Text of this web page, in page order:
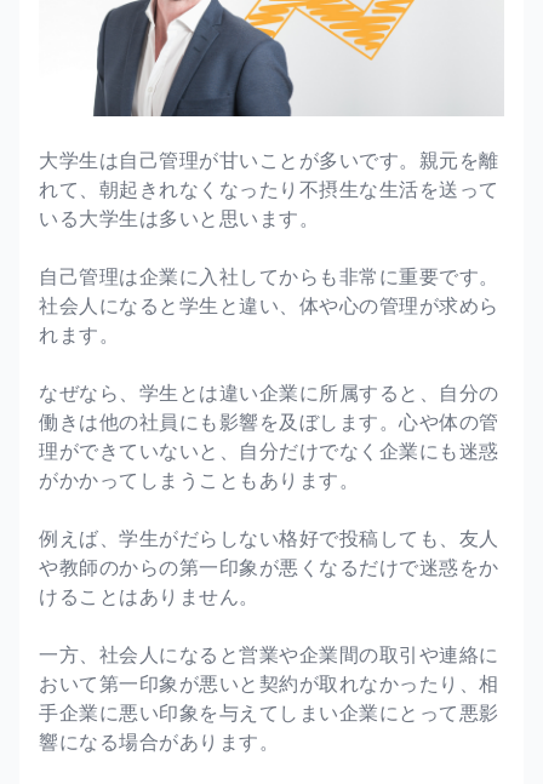
大学生は自己管理が甘いことが多いです。親元を離
れて、朝起きれなくなったり不摂生な生活を送って
いる大学生は多いと思います。
自己管理は企業に入社してからも非常に重要です。
社会人になると学生と違い、体や心の管理が求めら
れます。
なぜなら、学生とは違い企業に所属すると、自分の
働きは他の社員にも影響を及ぼします。心や体の管
理ができていないと、自分だけでなく企業にも迷惑
がかかってしまうこともあります。
例えば、学生がだらしない格好で投稿しても、友人
や教師のからの第一印象が悪くなるだけで迷惑をか
けることはありません。
一方、社会人になると営業や企業間の取引や連絡に
おいて第一印象が悪いと契約が取れなかったり、相
手企業に悪い印象を与えてしまい企業にとって悪影
響になる場合があります。